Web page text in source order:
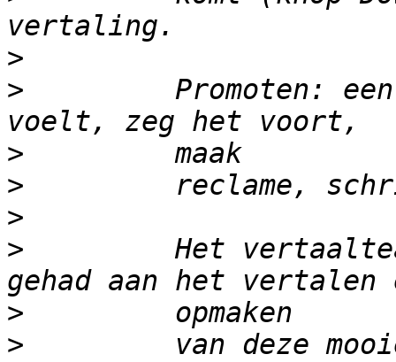
>
>
Promoten:
>
>
>
>
Het
>
>
van deze